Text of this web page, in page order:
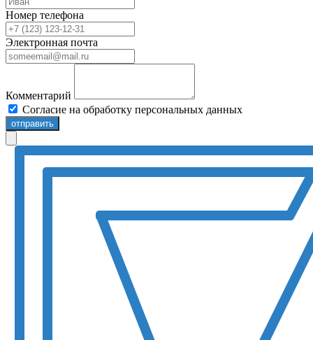
Номер телефона
Электронная почта
Комментарий
Согласие на обработку персональных данных
отправить